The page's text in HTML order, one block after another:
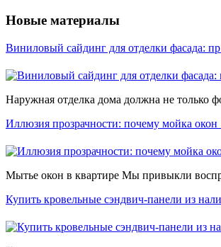
Новые материалы
Виниловый сайдинг для отделки фасада:
Наружная отделка дома должна не только
Иллюзия прозрачности: почему мойка
Мытье окон в квартире Мы привыкли
Купить кровельные сэндвич-панели из